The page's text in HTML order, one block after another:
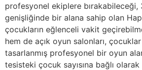
profesyonel ekiplere bırakabileceği,
genişliğinde bir alana sahip olan
çocukların eğlenceli vakit
hem de açık oyun salonları,
tasarlanmış profesyonel bir oyun
tesisteki çocuk sayısına bağlı